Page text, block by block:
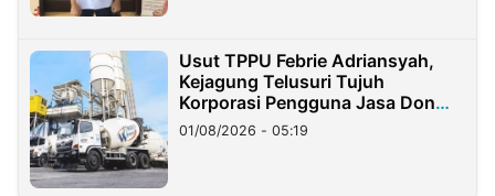
Usut TPPU Febrie Adriansyah,
Kejagung Telusuri Tujuh
Korporasi Pengguna Jasa Don
Ritto
01/08/2026 - 05:19